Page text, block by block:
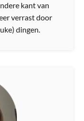
kant van
verrast door
dingen.